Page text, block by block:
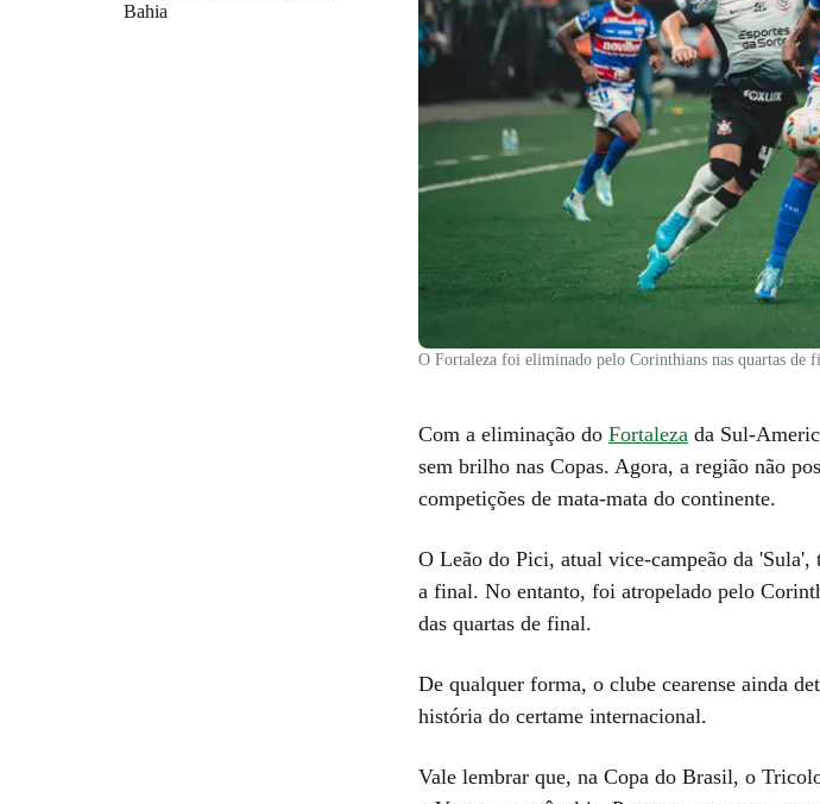
O Fortaleza foi eliminado pelo Corinthians nas quartas de
Com a eliminação do Fortaleza da Sul-
sem brilho nas Copas. Agora, a região não
competições de mata-mata do continente.
O Leão do Pici, atual vice-campeão da 'Sula',
a final. No entanto, foi atropelado pelo
das quartas de final.
De qualquer forma, o clube cearense ainda
história do certame internacional.
Vale lembrar que, na Copa do Brasil, o
Bahia